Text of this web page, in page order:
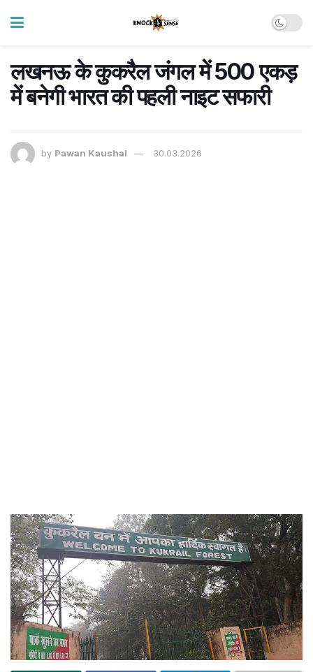
लखनऊ के कुकरैल जंगल में 500 एकड़
में बनेगी भारत की पहली नाइट सफारी
by Pawan Kaushal 30.03.2026